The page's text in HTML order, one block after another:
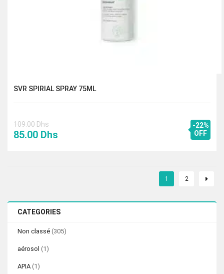
CATEGORIES
Non classé (305)
aérosol (1)
APIA (1)
SVR SPIRIAL SPRAY 75ML
109.00Dhs
Le
85.00 Dhs
-22%
OFF
1 2